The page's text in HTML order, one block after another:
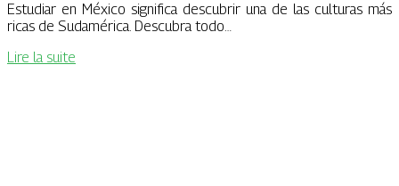
Estudiar en México significa descubrir una de las culturas más
ricas de Sudamérica. Descubra todo…
Lire la suite